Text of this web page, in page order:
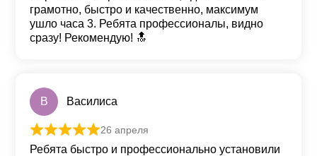
грамотно, быстро и качественно, максимум
ушло часа 3. Ребята профессионалы, видно
сразу! Рекомендую! 🔝
В Василиса
Оценка из 5
26 апреля
Ребята быстро и профессионально установили